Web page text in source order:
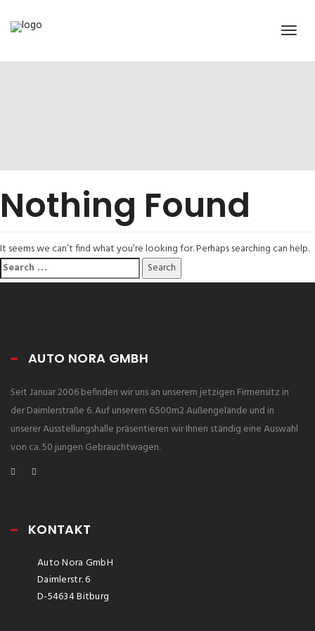
Nothing Found
It seems we can’t find what you’re looking for. Perhaps searching can help.
Search
for:
AUTO NORA GMBH
Seit Januar 2006 befinden wir uns an unserem jetzigen Firmensitz in
der Daimlerstraße 6. Auf unserem 6.500m2 Außengelände und in
unserer Ausstellungshalle präsentieren wir Ihnen ständig eine Auswahl
von ca. 50 jungen Gebrauchtwagen.
KONTAKT
Auto Nora GmbH
Daimlerstr. 6
D-54634 Bitburg